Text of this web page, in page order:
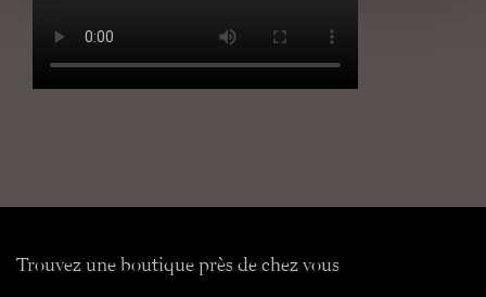
Trouvez une boutique près de chez vous